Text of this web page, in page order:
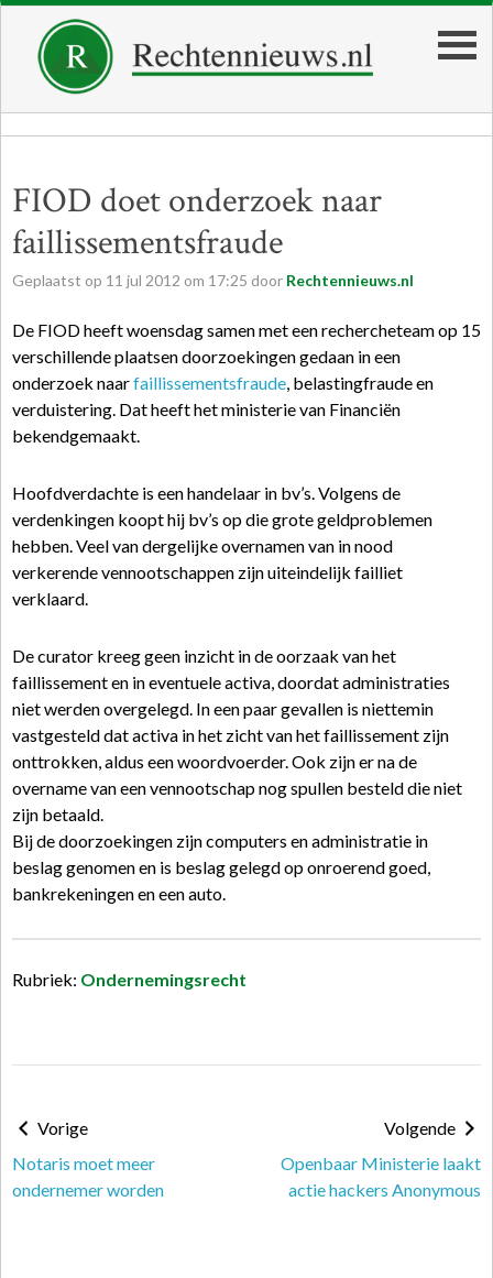
FIOD doet onderzoek naar
faillissementsfraude
Geplaatst op 11 jul 2012 om 17:25 door Rechtennieuws.nl
De FIOD heeft woensdag samen met een rechercheteam op 15
verschillende plaatsen doorzoekingen gedaan in een
onderzoek naarfaillissementsfraude, belastingfraude en
verduistering. Dat heeft het ministerie van Financiën
bekendgemaakt.
Hoofdverdachte is een handelaar in bv’s. Volgens de
verdenkingen koopt hij bv’s op die grote geldproblemen
hebben. Veel van dergelijke overnamen van in nood
verkerende vennootschappen zijn uiteindelijk failliet
verklaard.
De curator kreeg geen inzicht in de oorzaak van het
faillissement en in eventuele activa, doordat administraties
niet werden overgelegd. In een paar gevallen is niettemin
vastgesteld dat activa in het zicht van het faillissement zijn
onttrokken, aldus een woordvoerder. Ook zijn er na de
overname van een vennootschap nog spullen besteld die niet
zijn betaald.
Bij de doorzoekingen zijn computers en administratie in
beslag genomen en is beslag gelegd op onroerend goed,
bankrekeningen en een auto.
Rubriek: Ondernemingsrecht
Vorige
Notaris moet meer
ondernemer worden
Volgende
Openbaar Ministerie laakt
actie hackers Anonymous